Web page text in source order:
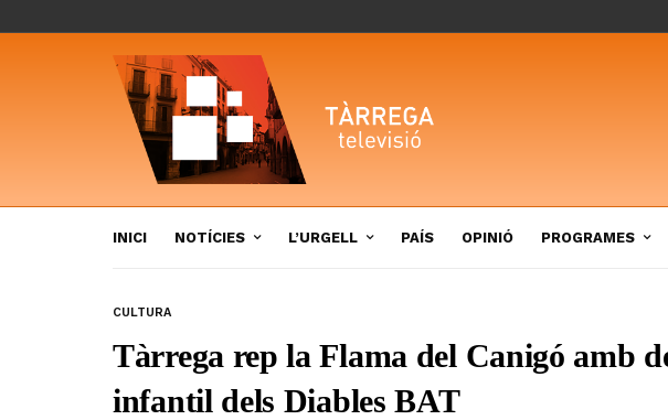
INICI NOTÍCIES L’URGELL PAÍS OPINIÓ PROGRAMES
CULTURA
Tàrrega rep la Flama del Canigó amb
infantil dels Diables BAT